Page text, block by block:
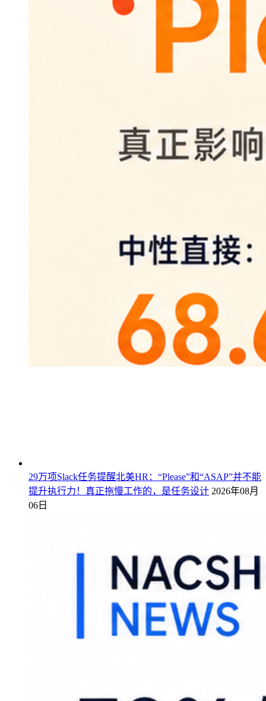
29万项Slack任务提醒北美HR：“Please”和“ASAP”并不能
提升执行力！真正拖慢工作的，是任务设计 2026年08月
06日